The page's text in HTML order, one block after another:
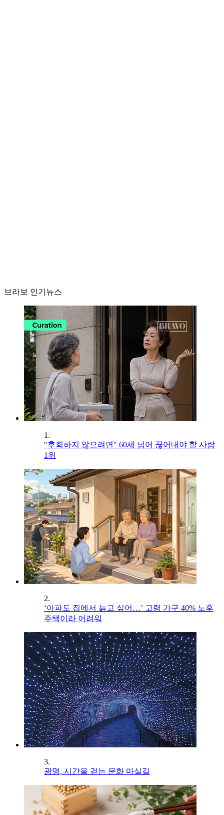
브라보 인기뉴스
1.
"후회하지 않으려면" 60세 넘어 끊어내야 할 사람
1위
2.
‘아파도 집에서 늙고 싶어…’ 고령 가구 40% 노후
주택이라 어려워
3.
광명, 시간을 걷는 문화 마실길